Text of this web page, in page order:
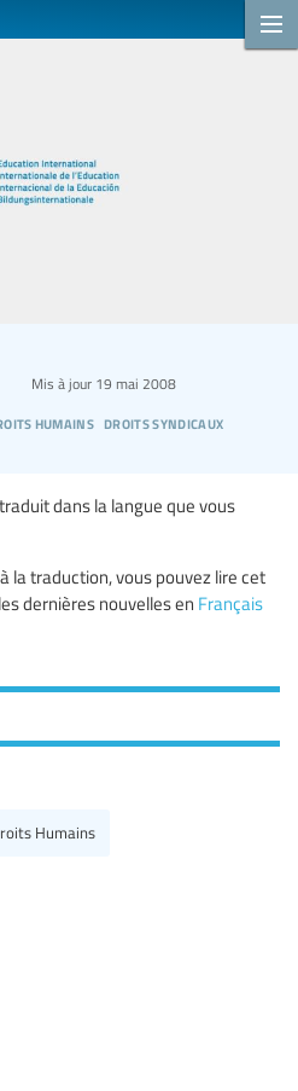
humains droits syndicaux
Mis à jour19 mai 2008
dans la langue que vous
la traduction, vous pouvez lire cet
dernières nouvelles en Français
Humains